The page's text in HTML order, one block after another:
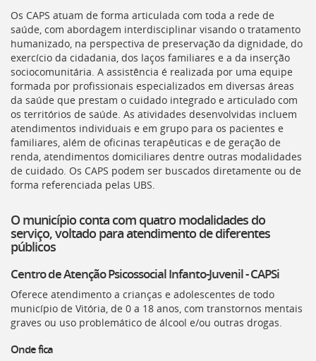
[]
Ir
para
a
busca
[]
Voltar
para
o
início
deste
menu
[]
Os CAPS atuam de forma articulada com toda a rede de
saúde, com abordagem interdisciplinar visando o tratamento
humanizado, na perspectiva de preservação da dignidade, do
exercício da cidadania, dos laços familiares e a da inserção
sociocomunitária . A assistência é realizada por uma equipe
formada por profissionais especializados em diversas áreas
da saúde que prestam o cuidado integrado e articulado com
os territórios de saúde. As atividades desenvolvidas incluem
atendimentos individuais e em grupo para os pacientes e
familiares, além de oficinas terapêuticas e de geração de
renda, atendimentos domiciliares dentre outras modalidades
de cuidado. Os CAPS podem ser buscados diretamente ou de
forma referenciada pelas UBS
O município conta com quatro modalidades do
serviço, voltado para atendimento de diferentes
públicos
Centro de Atenção Psicossocial Infanto-Juvenil - CAPSi
Oferece atendimento a crianças e adolescentes de todo
município de Vitória, de 0 a 18 anos, com transtornos mentais
graves ou uso problemático de álcool e/ou outras drogas.
Onde fica